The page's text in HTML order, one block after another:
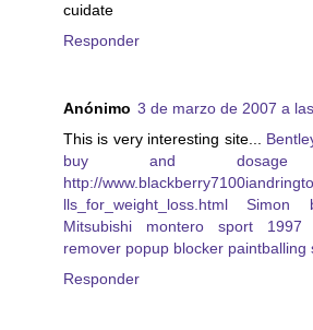
cuidate
Responder
Anónimo 3 de marzo de 2007 a
This is very interesting site...
buy and dosage
http://
lls_for_weight_loss.html
Simon
Mitsubishi montero sport 1997
remover popup blocker paintballing
Responder